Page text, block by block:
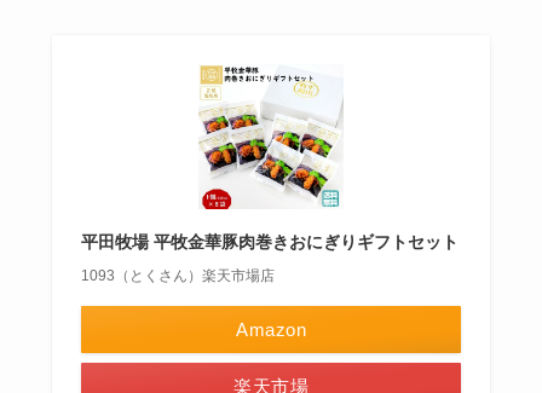
平田牧場 平牧金華豚肉巻きおにぎりギフトセット
1093（とくさん）楽天市場店
Amazon
楽天市場